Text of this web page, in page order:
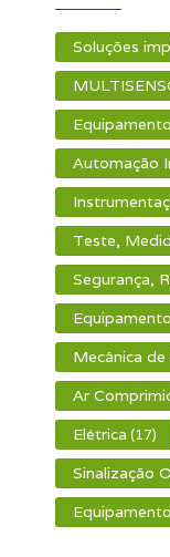
Soluções
Automação
Teste,
Segurança,
Mecânica de
Ar
Elétrica (17)
Sinalização